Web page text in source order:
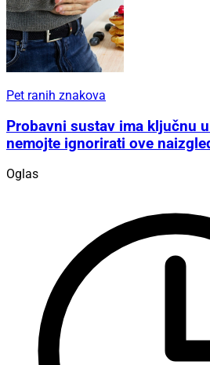
Pet ranih znakova
Probavni sustav ima ključnu
nemojte ignorirati ove
Oglas